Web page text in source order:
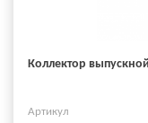
Коллектор
Артикул